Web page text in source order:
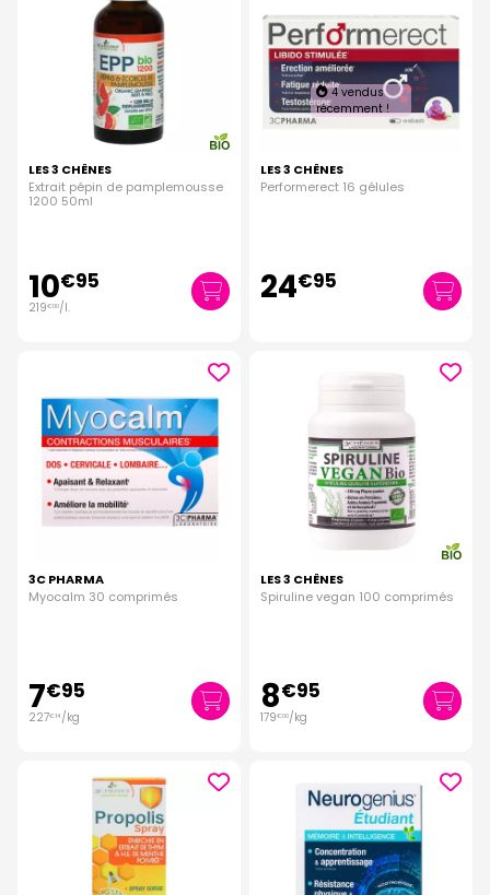
LES 3 CHÊNES
Extrait pépin de pamplemousse
1200 50ml
10€95
219€00/l.
4 vendus
récemment !
LES 3 CHÊNES
Performerect 16 gélules
24€95
3C PHARMA
Myocalm 30 comprimés
7€95
227€ 14 /kg
LES 3 CHÊNES
Spiruline vegan 100 comprimés
8€95
179€00/kg